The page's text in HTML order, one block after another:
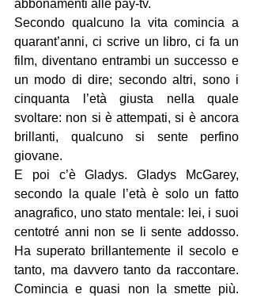
abbonamenti alle pay-tv.
Secondo qualcuno la vita comincia a
quarant’anni, ci scrive un libro, ci fa un
film, diventano entrambi un successo e
un modo di dire; secondo altri, sono i
cinquanta l’età giusta nella quale
svoltare: non si è attempati, si è ancora
brillanti, qualcuno si sente perfino
giovane.
E poi c’è Gladys. Gladys McGarey,
secondo la quale l’età è solo un fatto
anagrafico, uno stato mentale: lei, i suoi
centotré anni non se li sente addosso.
Ha superato brillantemente il secolo e
tanto, ma davvero tanto da raccontare.
Comincia e quasi non la smette più.